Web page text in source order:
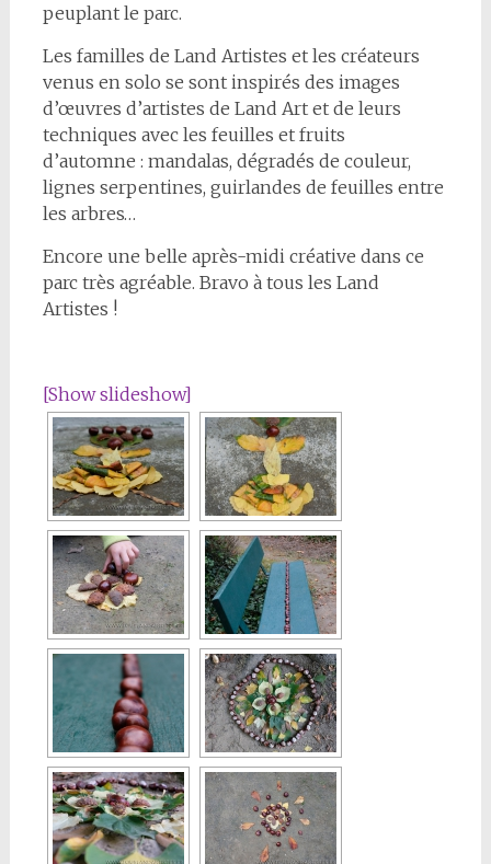
peuplant le parc.
Les familles de Land Artistes et les créateurs
venus en solo se sont inspirés des images
d’œuvres d’artistes de Land Art et de leurs
techniques avec les feuilles et fruits
d’automne : mandalas, dégradés de couleur,
lignes serpentines, guirlandes de feuilles entre
les arbres…
Encore une belle après-midi créative dans ce
parc très agréable. Bravo à tous les Land
Artistes !
[Show slideshow]